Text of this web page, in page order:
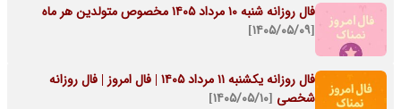
فال روزانه شنبه ۱۰ مرداد ۱۴۰۵ مخصوص متولدین هر ماه
[۱۴۰۵/۰۵/۰۹]
فال روزانه یکشنبه ۱۱ مرداد ۱۴۰۵ | فال امروز | فال روزانه
شخصی [۱۴۰۵/۰۵/۱۰]